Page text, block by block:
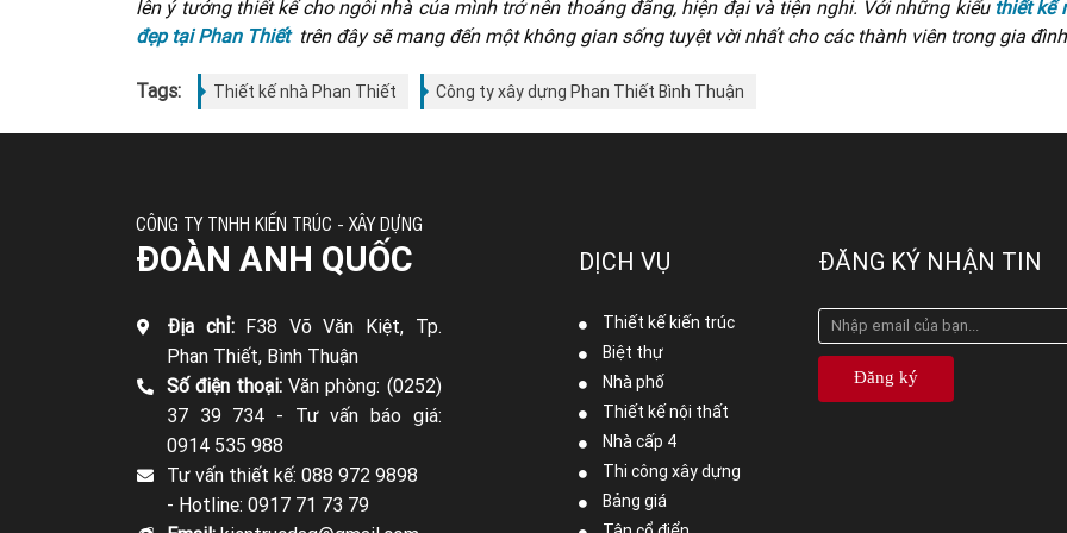
lên ý tưởng thiết kế cho ngôi nhà của mình trở nên thoáng đãng, hiện đại và tiện nghi. Với những kiểu thiết kế
đẹp tại Phan Thiết trên đây sẽ mang đến một không gian sống tuyệt vời nhất cho các thành viên trong gia
Tags: Thiết kế nhà Phan Thiết Công ty xây dựng Phan Thiết Bình Thuận
CÔNG TY TNHH KIẾN TRÚC - XÂY DỰNG
ĐOÀN ANH QUỐC
Địa chỉ:F38 Võ Văn Kiệt, Tp.
Phan Thiết, Bình Thuận
Số điện thoại:Văn phòng: (0252)
37 39 734 - Tư vấn báo giá:
0914 535 988
Tư vấn thiết kế: 088 972 9898
- Hotline: 0917 71 73 79
DỊCH VỤ
Thiết kế kiến trúc
Biệt thự
Nhà phố
Thiết kế nội thất
Nhà cấp 4
Thi công xây dựng
Bảng giá
ĐĂNG KÝ NHẬN TIN
Đăng ký